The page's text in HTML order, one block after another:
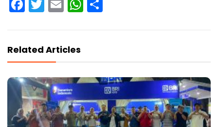
Facebook
Twitter
EmailWhatsApp
Related Articles